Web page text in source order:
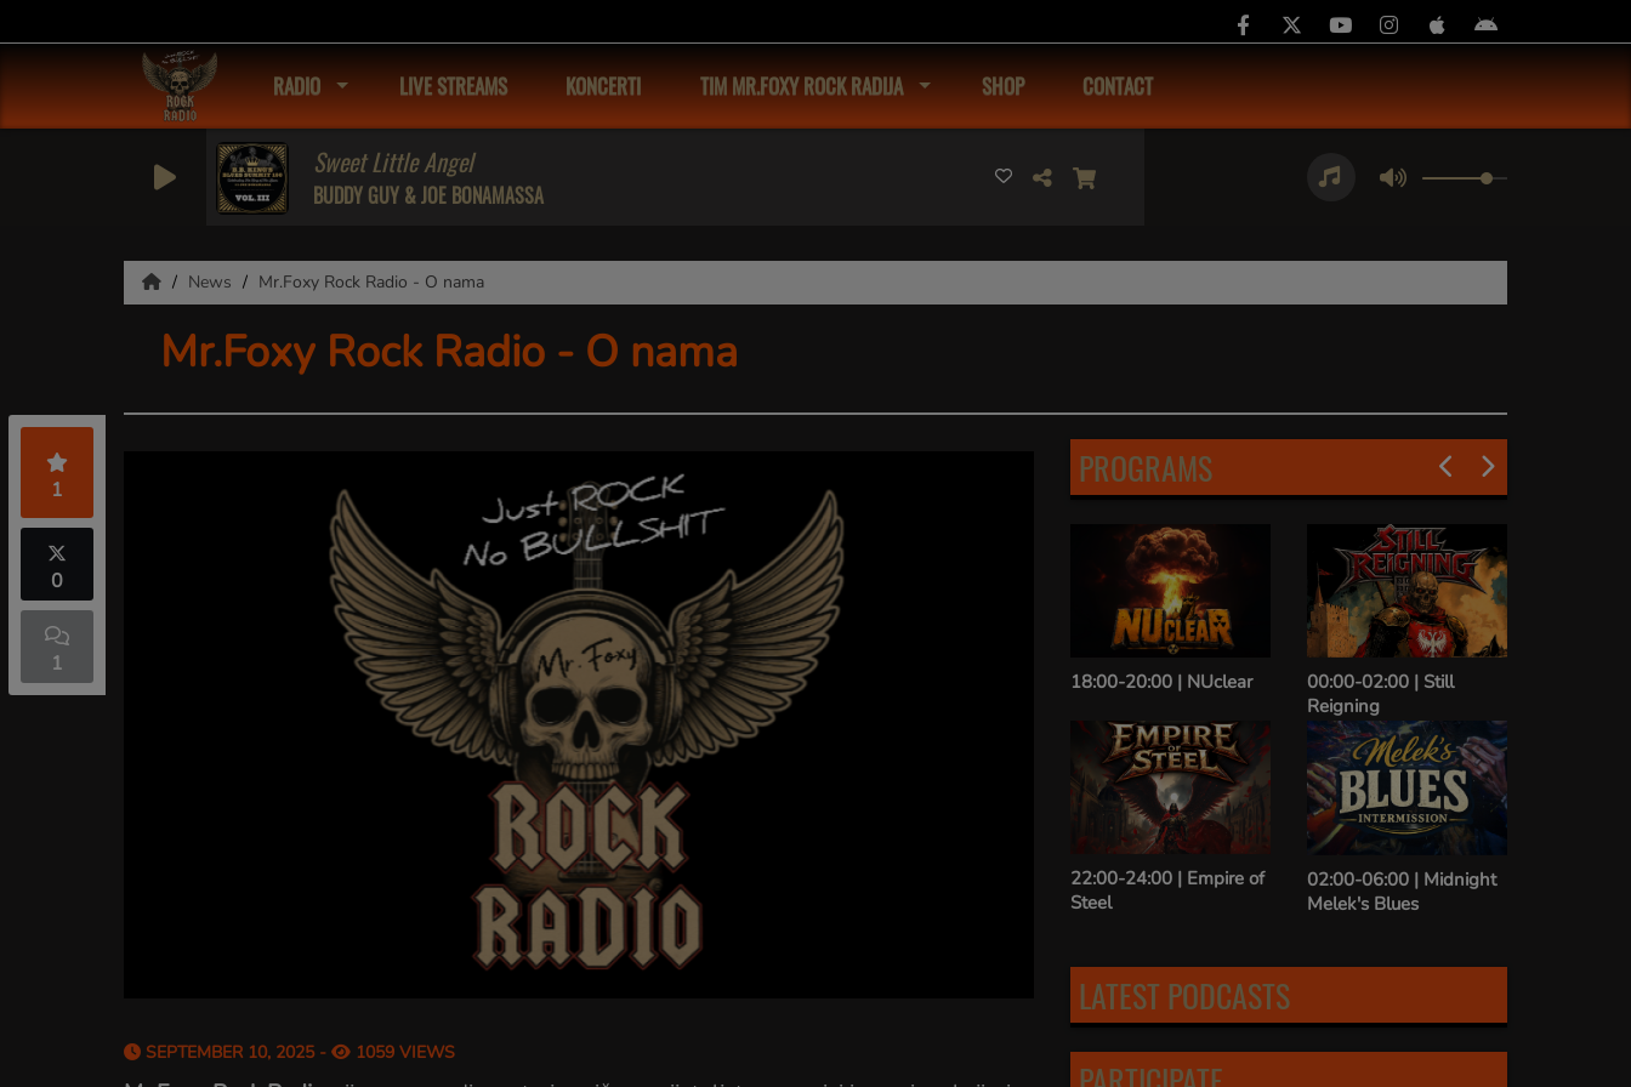
RADIO LIVE STREAMS KONCERTI TIM MR.FOXY ROCK RADIJA SHOP CONTACT
Sweet Little Angel
BUDDY GUY & JOE BONAMASSA
News Mr.Foxy Rock Radio - O nama
Mr.Foxy Rock Radio - O nama
1
0
1
SEPTEMBER 10, 2025 - 1059 VIEWS
PROGRAMS
18:00-20:00 | NUclear
22:00-24:00 | Empire of
Steel
00:00-02:00 | Still
Reigning
02:00-06:00 | Midnight
Melek's Blues
LATEST PODCASTS